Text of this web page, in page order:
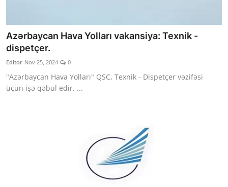
Azərbaycan Hava Yolları vakansiya: Texnik -
dispetçer.
Editor Nov 25, 2024 0
"Azərbaycan Hava Yolları" QSC, Texnik - Dispetçer vəzifəsi
üçün işə qəbul edir. ...